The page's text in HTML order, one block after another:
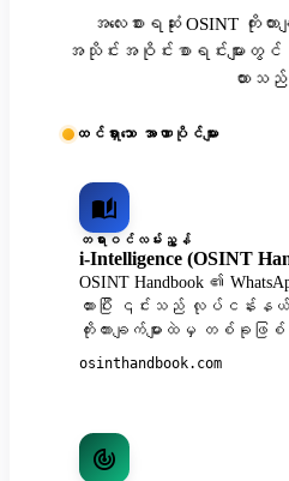
အလေးစားရဆုံး OSINT ကိုးက
အသိုင်းအဝိုင်းစာရင်းများ
ထားသ
ထင်ရှားသော အာဏာပိုင်များ
တရားဝင်လမ်းညွှန်
i-Intelligence (OSINT
OSINT Handbook ၏
ထားပြီး ၎င်းသည် လုပ်ငန်းန
ကိုးကားချက်များထဲမှ တစ်ခုဖ
osinthandbook.com